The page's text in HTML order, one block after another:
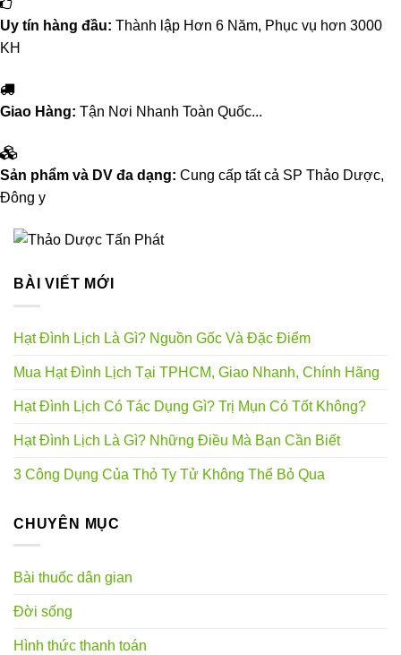
Uy tín hàng đầu: Thành lập Hơn 6 Năm, Phục vụ hơn 3000
KH
Giao Hàng: Tận Nơi Nhanh Toàn Quốc...
Sản phẩm và DV đa dạng: Cung cấp tất cả SP Thảo Dược,
Đông y
BÀI VIẾT MỚI
Hạt Đình Lịch Là Gì? Nguồn Gốc Và Đặc Điểm
Mua Hạt Đình Lịch Tại TPHCM, Giao Nhanh, Chính Hãng
Hạt Đình Lịch Có Tác Dụng Gì? Trị Mụn Có Tốt Không?
Hạt Đình Lịch Là Gì? Những Điều Mà Bạn Cần Biết
3 Công Dụng Của Thỏ Ty Tử Không Thể Bỏ Qua
CHUYÊN MỤC
Bài thuốc dân gian
Đời sống
Hình thức thanh toán